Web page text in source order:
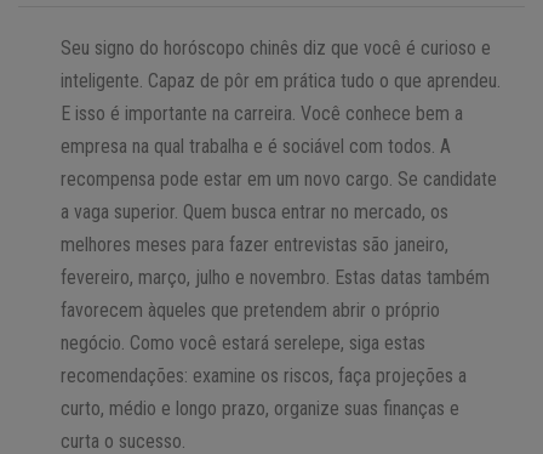
Seu signo do horóscopo chinês diz que você é curioso e
inteligente. Capaz de pôr em prática tudo o que aprendeu.
E isso é importante na carreira. Você conhece bem a
empresa na qual trabalha e é sociável com todos. A
recompensa pode estar em um novo cargo. Se candidate
a vaga superior. Quem busca entrar no mercado, os
melhores meses para fazer entrevistas são janeiro,
fevereiro, março, julho e novembro. Estas datas também
favorecem àqueles que pretendem abrir o próprio
negócio. Como você estará serelepe, siga estas
recomendações: examine os riscos, faça projeções a
curto, médio e longo prazo, organize suas finanças e
curta o sucesso.